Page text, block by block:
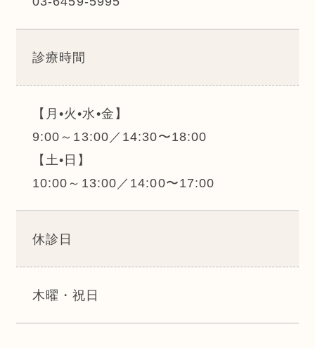
診療時間
【月•火•水•金】
9:00～13:00／14:30〜18:00
【土•日】
10:00～13:00／14:00〜17:00
休診日
木曜・祝日